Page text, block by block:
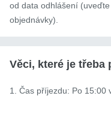
od data odhlášení
objednávky).
Věci, které je třeba
1. Čas příjezdu: Po 15:00